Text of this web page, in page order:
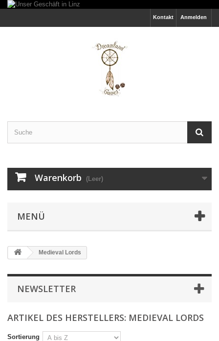
Anmelden
Kontakt
Warenkorb (Leer)
MENÜ
Medieval Lords
NEWSLETTER
ARTIKEL DES HERSTELLERS: MEDIEVAL LORDS
Sortierung